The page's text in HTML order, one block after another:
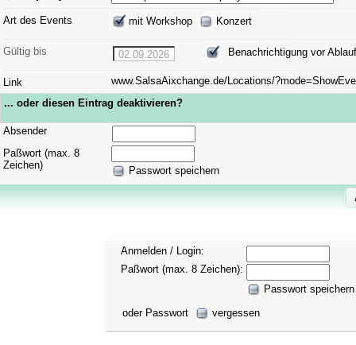
Art des Events mit Workshop Konzert
Gültig bis 02.09.2026 Benachrichtigung vor
Link
www.SalsaAixchange.de/Locations/
... oder diesen Eintrag deaktivieren?
Absender
Paßwort (max. 8
Zeichen)
Passwort speichern
Anmelden / Login:
Paßwort (max. 8 Zeichen):
Passwort speichern
oder Passwort
vergessen